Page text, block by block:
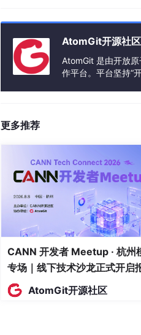
局部遮阴会导致光伏阵列的输
为：
效率降低：即使微小遮挡
组件功率衰减可达1/3。
热斑效应：被遮挡电池片
部最优。
二、PSO-MPPT算法原理与改进
粒子群优化（PSO）算法通过
AtomGit开源社区
AtomGit 是由开放
作平台。平台坚持“
更多推荐
CANN 开发者 Meetup · 杭州
专场｜线下技术沙龙正式开启
名！
AtomGit开源社区